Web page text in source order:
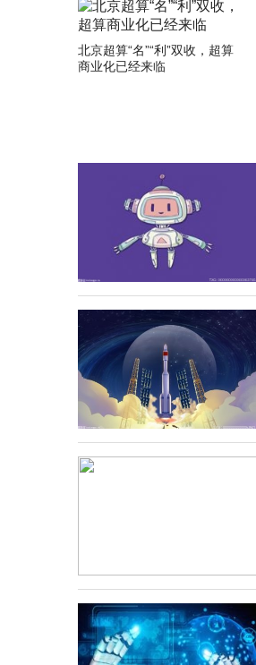
北京超算“名”“利”双收，超算
商业化已经来临